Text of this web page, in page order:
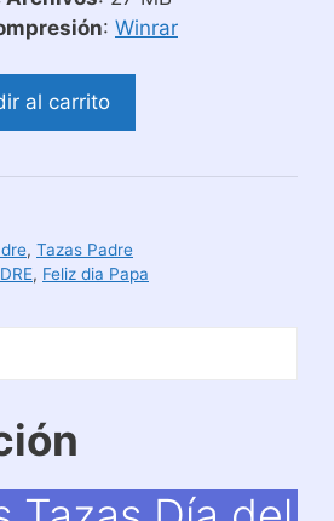
: Winrar
al carrito
, Tazas Padre
, Feliz dia Papa